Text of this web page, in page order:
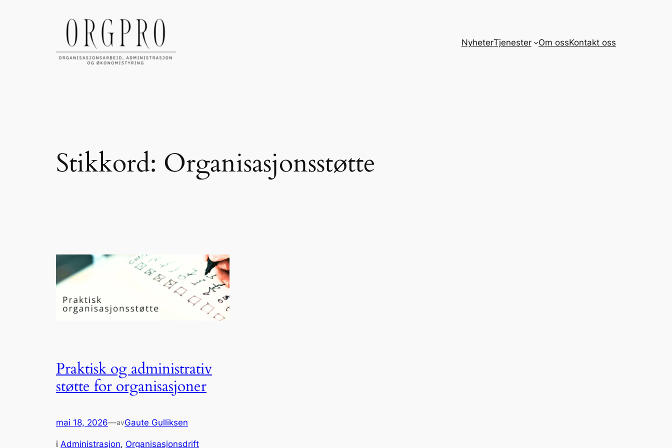
NyheterTjenester Om ossKontakt oss
Stikkord: Organisasjonsstøtte
Praktisk og administrativ
støtte for organisasjoner
mai 18, 2026—avGaute Gulliksen
i Administrasjon, Organisasjonsdrift